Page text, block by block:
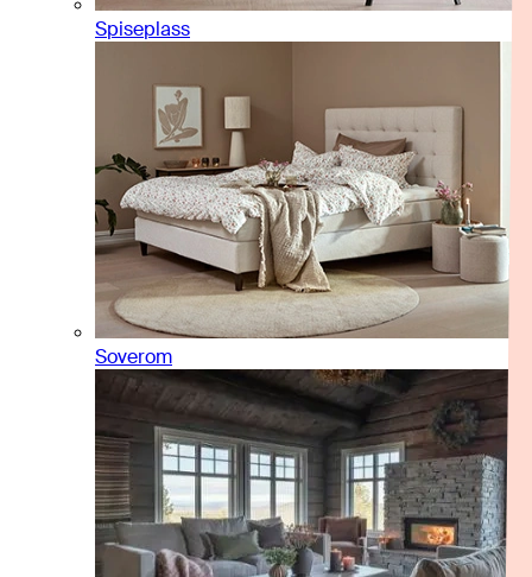
Spiseplass
Soverom